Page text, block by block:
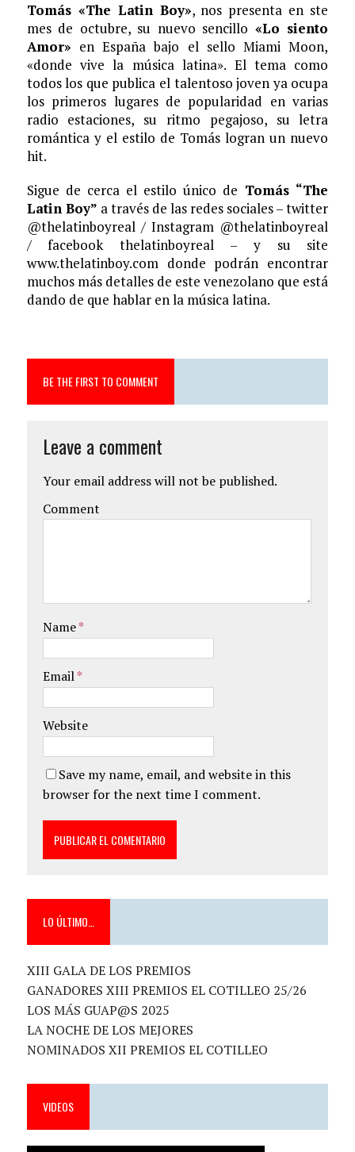
Tomás «The Latin Boy», nos presenta en ste
mes de octubre, su nuevo sencillo «Lo siento
Amor» en España bajo el sello Miami Moon,
«donde vive la música latina». El tema como
todos los que publica el talentoso joven ya ocupa
los primeros lugares de popularidad en varias
radio estaciones, su ritmo pegajoso, su letra
romántica y el estilo de Tomás logran un nuevo
hit.
Sigue de cerca el estilo único de Tomás “The
Latin Boy” a través de las redes sociales – twitter
@thelatinboyreal / Instagram @thelatinboyreal
/ facebook thelatinboyreal – y su site
www.thelatinboy.com donde podrán encontrar
muchos más detalles de este venezolano que está
dando de que hablar en la música latina.
BE THE FIRST TO COMMENT
Leave a comment
Your email address will not be published.
Comment
Name*
Email*
Website
Save my name, email, and website in this
browser for the next time I comment.
LO ÚLTIMO…
XIII GALA DE LOS PREMIOS
GANADORES XIII PREMIOS EL COTILLEO 25/26
LOS MÁS GUAP@S 2025
LA NOCHE DE LOS MEJORES
NOMINADOS XII PREMIOS EL COTILLEO
VIDEOS